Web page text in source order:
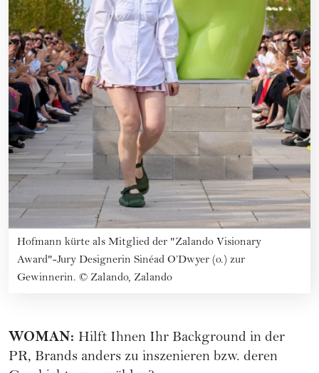
Hofmann kürte als Mitglied der "Zalando Visionary
Award"-Jury Designerin Sinéad O’Dwyer (o.) zur
Gewinnerin. © Zalando, Zalando
WOMAN: Hilft Ihnen Ihr Background in der
PR, Brands anders zu inszenieren bzw. deren